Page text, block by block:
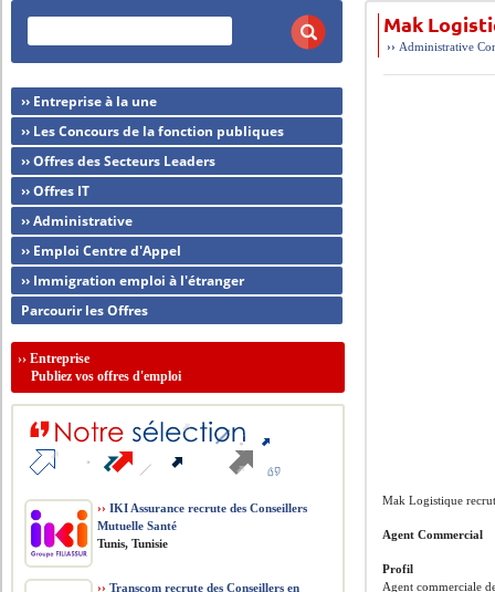
Mak
›› Administrative
Mak Logistique
Agent Commercial
Profil
Agent commerciale
›› Entreprise à la une
›› Les Concours de la fonction publiques
›› Offres des Secteurs Leaders
›› Offres IT
›› Administrative
›› Emploi Centre d'Appel
›› Immigration emploi à l'étranger
Parcourir les Offres
››Entreprise
Publiez vos offres d'emploi
›› IKI Assurance recrute des Conseillers
Mutuelle Santé
Tunis, Tunisie
›› Transcom recrute des Conseillers en